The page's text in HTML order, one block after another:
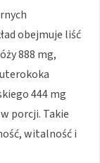
obejmuje liść
888 mg,
444 mg
porcji. Takie
witalność i